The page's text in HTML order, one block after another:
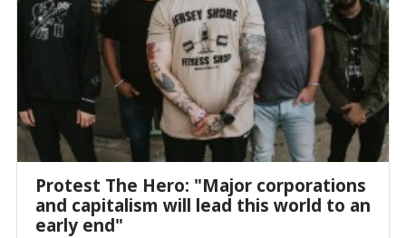
Protest The Hero: "Major corporations
and capitalism will lead this world to an
early end"